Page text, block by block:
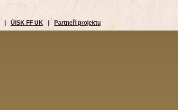
ÚISK FF UK Partneři projektu